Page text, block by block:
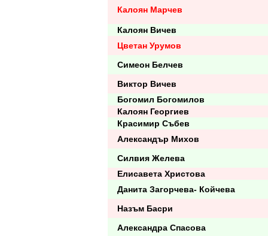
Калоян Марчев
Калоян Вичев
Цветан Урумов
Симеон Белчев
Виктор Вичев
Богомил Богомилов
Калоян Георгиев
Красимир Събев
Александър Михов
Силвия Желева
Елисавета Христова
Данита Загорчева- Койчева
Назъм Басри
Александра Спасова